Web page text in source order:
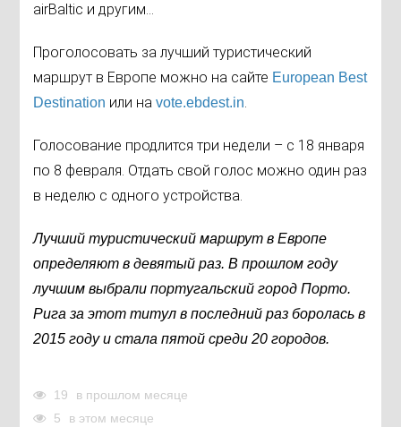
airBaltic и другим...
Проголосовать за лучший туристический
маршрут в Европе можно на сайте European Best
Destination или наvote.ebdest.in.
Голосование продлится три недели – с 18 января
по 8 февраля. Отдать свой голос можно один раз
в неделю с одного устройства.
Лучший туристический маршрут в Европе
определяют в девятый раз. В прошлом году
лучшим выбрали португальский город Порто.
Рига за этот титул в последний раз боролась в
2015 году и стала пятой среди 20 городов.
19
в прошлом месяце
5
в этом месяце